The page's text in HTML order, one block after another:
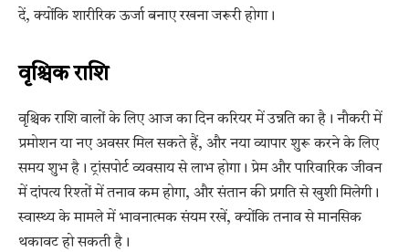
दें, क्योंकि शारीरिक ऊर्जा बनाए रखना जरूरी होगा।
वृश्चिक राशि
वृश्चिक राशि वालों के लिए आज का दिन करियर में उन्नति का है। नौकरी में
प्रमोशन या नए अवसर मिल सकते हैं, और नया व्यापार शुरू करने के लिए
समय शुभ है। ट्रांसपोर्ट व्यवसाय से लाभ होगा। प्रेम और पारिवारिक जीवन
में दांपत्य रिश्तों में तनाव कम होगा, और संतान की प्रगति से खुशी मिलेगी।
स्वास्थ्य के मामले में भावनात्मक संयम रखें, क्योंकि तनाव से मानसिक
थकावट हो सकती है।